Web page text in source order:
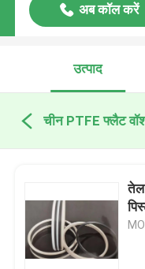
अब कॉल करें
उत्पाद
चीन PTFE फ्लैट
तेल